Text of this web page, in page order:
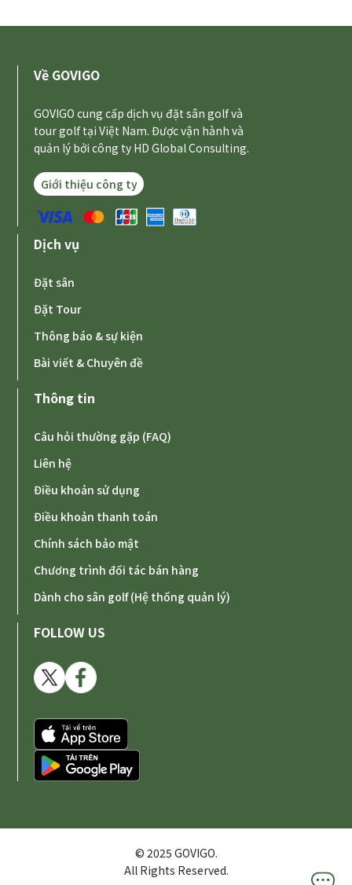
Về GOVIGO
GOVIGO cung cấp dịch vụ đặt sân golf và
tour golf tại Việt Nam. Được vận hành và
quản lý bởi công ty HD Global Consulting.
Giới thiệu công ty
Dịch vụ
Đặt sân
Đặt Tour
Thông báo & sự kiện
Bài viết & Chuyên đề
Thông tin
Câu hỏi thường gặp (FAQ)
Liên hệ
Điều khoản sử dụng
Điều khoản thanh toán
Chính sách bảo mật
Chương trình đối tác bán hàng
Dành cho sân golf (Hệ thống quản lý)
FOLLOW US
© 2025 GOVIGO.
All Rights Reserved.